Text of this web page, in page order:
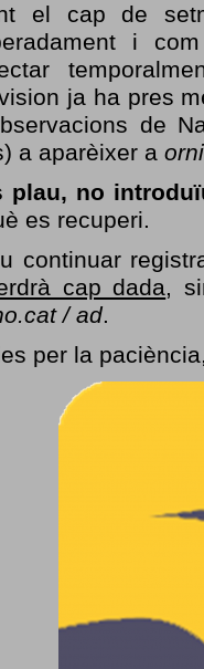
el cap de
i
ja ha pres
de
a aparèixer a
plau, no
es recuperi.
continuar
cap dada,
/ ad.
per la